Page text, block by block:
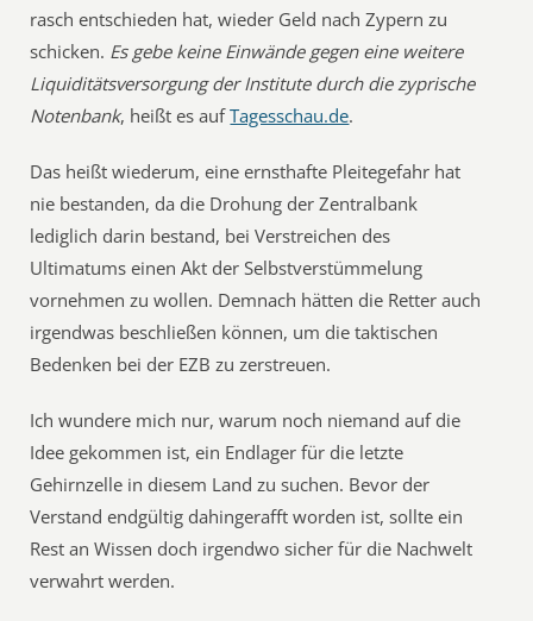
rasch entschieden hat, wieder Geld nach Zypern zu
schicken.  Es gebe keine Einwände gegen eine weitere
Liquiditätsversorgung der Institute durch die zyprische
Notenbank, heißt es aufTagesschau.de.
Das heißt wiederum, eine ernsthafte Pleitegefahr hat
nie bestanden, da die Drohung der Zentralbank
lediglich darin bestand, bei Verstreichen des
Ultimatums einen Akt der Selbstverstümmelung
vornehmen zu wollen. Demnach hätten die Retter auch
irgendwas beschließen können, um die taktischen
Bedenken bei der EZB zu zerstreuen.
Ich wundere mich nur, warum noch niemand auf die
Idee gekommen ist, ein Endlager für die letzte
Gehirnzelle in diesem Land zu suchen. Bevor der
Verstand endgültig dahingerafft worden ist, sollte ein
Rest an Wissen doch irgendwo sicher für die Nachwelt
verwahrt werden.